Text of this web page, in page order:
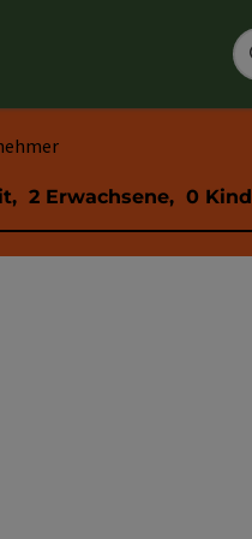
Personenfelder
, 2 Erwachsene, 0